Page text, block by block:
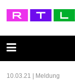
10.03.21 | Meldung